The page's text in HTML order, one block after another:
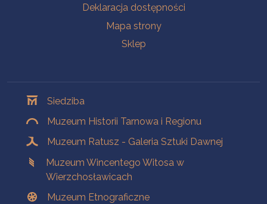
Deklaracja dostępności
Mapa strony
Sklep
Siedziba
Muzeum Historii Tarnowa i Regionu
Muzeum Ratusz - Galeria Sztuki Dawnej
Muzeum Wincentego Witosa w
Wierzchosławicach
Muzeum Etnograficzne